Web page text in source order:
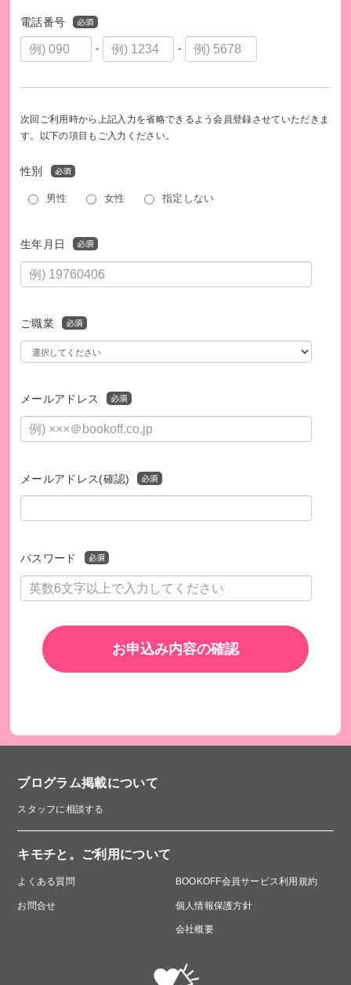
安心して相談できる環境を整えています。
年齢の近いスタッフは、キャリア形成のロールモデルになり
電話番号
- -
次回ご利用時から上記入力を省略できるよう会員登録させていただきま
す。以下の項目もご入力ください。
性別
男性 女性 指定しない
生年月日
ご職業
メールアドレス
メールアドレス(確認)
パスワード
お申込み内容の確認
プログラム掲載について
スタッフに相談する
キモチと。ご利用について
よくある質問
お問合せ
BOOKOFF会員サービス利用規約
個人情報保護方針
会社概要